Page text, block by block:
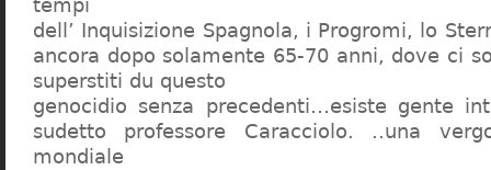
tempi
dell’ Inquisizione Spagnola, i Progromi, lo
ancora dopo solamente 65-70 anni, dove ci
superstiti du questo
genocidio senza precedenti…esiste gente
sudetto professore Caracciolo. ..una
mondiale